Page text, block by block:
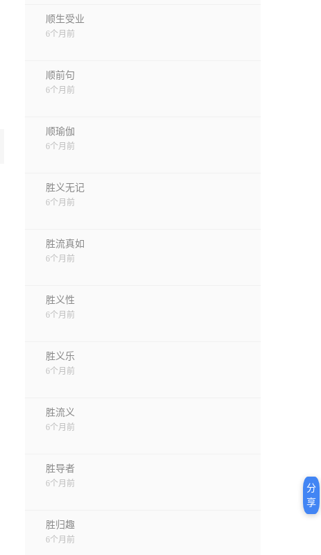
顺生受业
6个月前
顺前句
6个月前
顺瑜伽
6个月前
胜义无记
6个月前
胜流真如
6个月前
胜义性
6个月前
胜义乐
6个月前
胜流义
6个月前
胜导者
6个月前
胜归趣
6个月前
分
享